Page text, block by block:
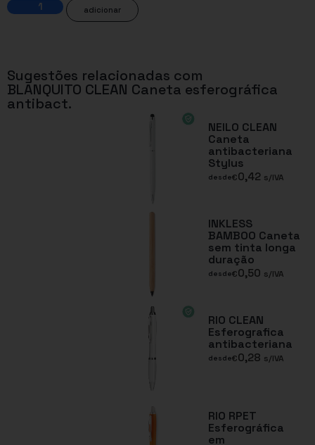
adicionar
Sugestões relacionadas com
BLANQUITO CLEAN Caneta esferográfica
antibact.
NEILO CLEAN
Caneta
antibacteriana
Stylus
desde€0,42 s/IVA
INKLESS
BAMBOO Caneta
sem tinta longa
duração
desde€0,50 s/IVA
RIO CLEAN
Esferografica
antibacteriana
desde€0,28 s/IVA
RIO RPET
Esferográfica
em